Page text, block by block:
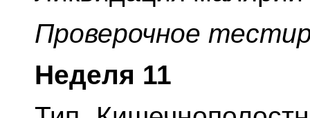
Проверочное
Неделя 11